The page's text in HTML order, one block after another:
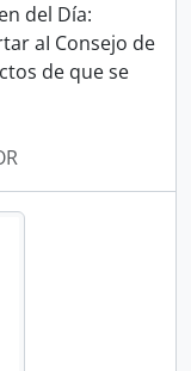
del Día:
aI Consejo de
de que se